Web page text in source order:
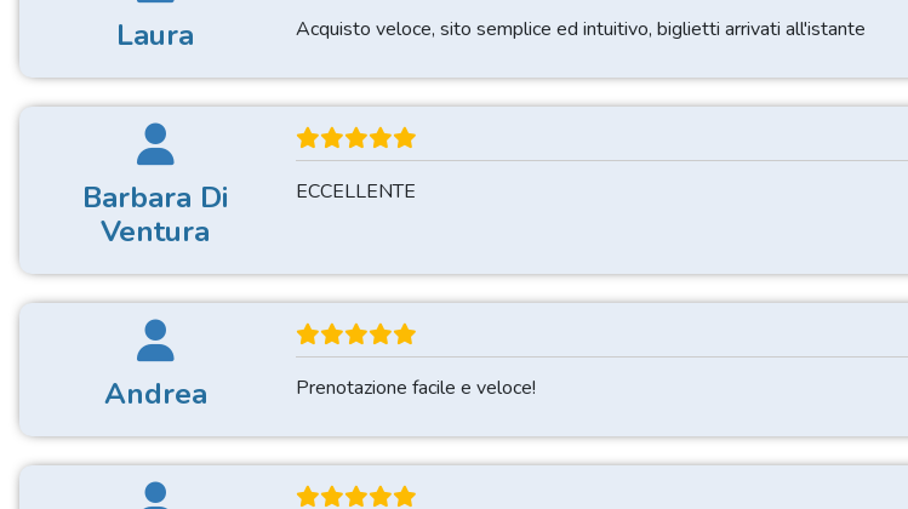
Laura Acquisto veloce, sito semplice ed intuitivo, biglietti arrivati all'istante
Barbara Di
Ventura
ECCELLENTE
Andrea Prenotazione facile e veloce!